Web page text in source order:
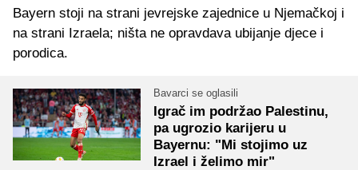
Bayern stoji na strani jevrejske zajednice u Njemačkoj i
na strani Izraela; ništa ne opravdava ubijanje djece i
porodica.
Bavarci se oglasili
Igrač im podržao Palestinu,
pa ugrozio karijeru u
Bayernu: "Mi stojimo uz
Izrael i želimo mir"